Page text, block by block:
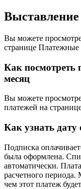
Выставление
Вы можете
странице Платежные
Как посмотреть
месяц
Вы можете
платежей на
Как узнать
Подписка
была оформлена.
автоматически.
расчетного
чем этот платеж